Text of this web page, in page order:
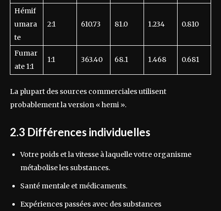
Hémif
umara
te
2:1 610.73 81.0 1.234 0.810
Fumar
ate 1:1
1:1 363.40 68.1 1.468 0.681
La plupart des sources commerciales utilisent
probablement la version « hemi ».
2.3 Différences individuelles
Votre poids et la vitesse à laquelle votre organisme
métabolise les substances.
Santé mentale et médicaments.
Expériences passées avec des substances